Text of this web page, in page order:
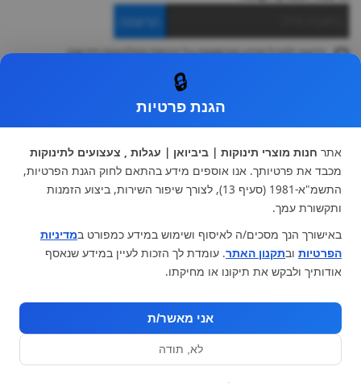
הרשמה
ברצוני לקבל מידע ופרסומות על הנחות וקולקציות חדשות
עגלות וטיולונים
כיסא בטיחות ואביזרים
ריהוט לתינוקות
מצעים למיטת תינוק וטקסטיל
צעצועי ילדים
על גלגלים
הנקה והאכלה
מוצרי אמבטיה
מוזמנים לבקר אותנו:
🔒
הגנת פרטיות
אתר חנות מוצרי תינוקות | ביביואן | עגלות , צעצועים לתינוקות
מכבד את פרטיותך. אנו אוספים מידע בהתאם לחוק הגנת הפרטיות,
התשמ"א-1981 (סעיף 13), לצורך שיפור השירות, ביצוע הזמנות
ותקשורת עמך.
באישורך הנך מסכים/ה לאיסוף ושימוש במידע כמפורט במדיניות
הפרטיות ובתקנון האתר. עומדת לך הזכות לעיין במידע שנאסף
אודותיך ולבקש את תיקונו או מחיקתו.
אני מאשר/ת
לא, תודה